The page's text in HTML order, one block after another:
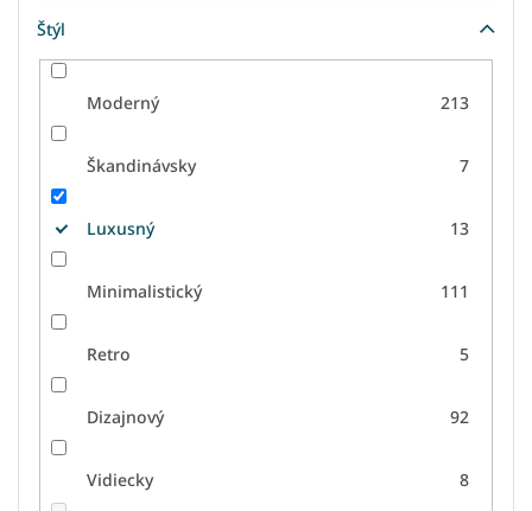
Štýl
Moderný 213
Škandinávsky 7
Luxusný 13
Minimalistický 111
Retro 5
Dizajnový 92
Vidiecky 8